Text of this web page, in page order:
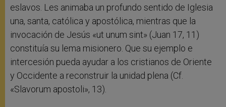
eslavos. Les animaba un profundo sentido de Iglesia
una, santa, católica y apostólica, mientras que la
invocación de Jesús «ut unum sint» (Juan 17, 11)
constituía su lema misionero. Que su ejemplo e
intercesión pueda ayudar a los cristianos de Oriente
y Occidente a reconstruir la unidad plena (Cf.
«Slavorum apostoli», 13).